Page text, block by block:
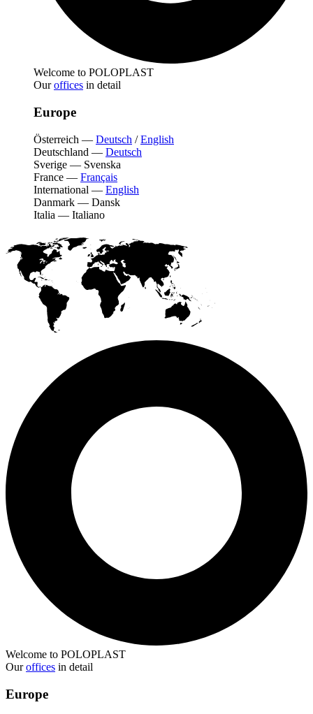
Welcome to POLOPLAST
Ouroffices in detail
Europe
Österreich — Deutsch /English
Deutschland — Deutsch
Sverige — Svenska
France — Français
International — English
Danmark — Dansk
Italia — Italiano
Welcome to POLOPLAST
Ouroffices in detail
Europe